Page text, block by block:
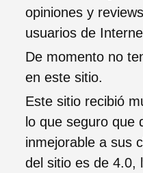
opiniones y
usuarios de
De momento no
en este sitio.
Este sitio recibió
lo que seguro que
inmejorable a sus
del sitio es de 4.0,